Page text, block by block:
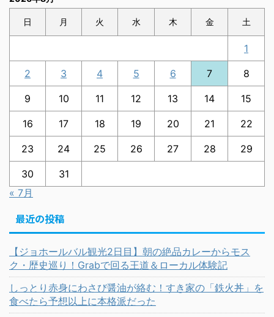
日 月 火 水 木 金 土
1
2 3 4 5 6 7 8
9 10 11 12 13 14 15
16 17 18 19 20 21 22
23 24 25 26 27 28 29
30
31
« 7月
最近の投稿
【ジョホールバル観光2日目】朝の絶品カレーからモス
ク・歴史巡り！Grabで回る王道＆ローカル体験記
しっとり赤身にわさび醤油が絡む！すき家の「鉄火丼」を
食べたら予想以上に本格派だった